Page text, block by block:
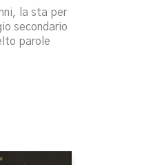
la sta per
secondario
parole